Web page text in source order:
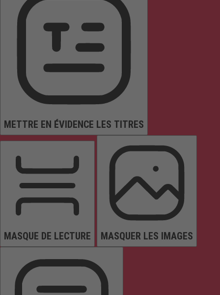
METTRE EN ÉVIDENCE LES TITRES
MASQUE DE LECTURE MASQUER LES IMAGES